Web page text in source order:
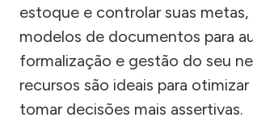
estoque e controlar suas metas,
modelos de documentos para
formalização e gestão do seu
recursos são ideais para
tomar decisões mais assertivas.